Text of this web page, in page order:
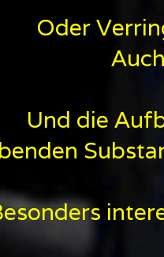
Oder
Und die